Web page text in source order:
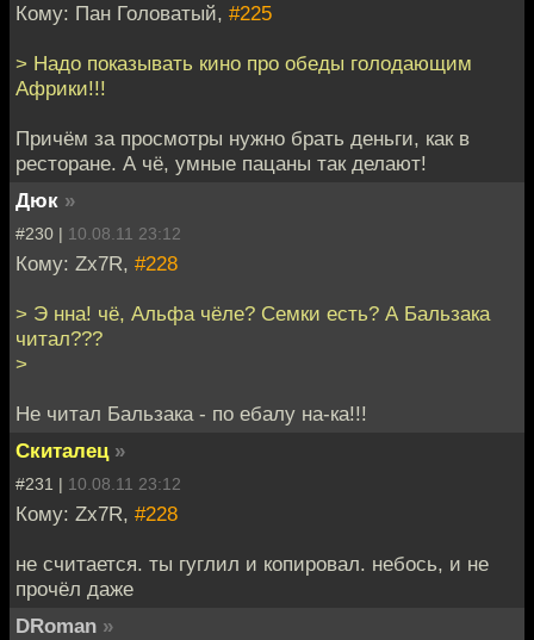
Кому: Пан Головатый, #225
> Надо показывать кино про обеды голодающим
Африки!!!
Причём за просмотры нужно брать деньги, как в
ресторане. А чё, умные пацаны так делают!
Дюк »
#230 | 10.08.11 23:12
Кому: Zx7R, #228
> Э нна! чё, Альфа чёле? Семки есть? А Бальзака
читал???
>
Не читал Бальзака - по ебалу на-ка!!!
Скиталец »
#231 | 10.08.11 23:12
Кому: Zx7R, #228
не считается. ты гуглил и копировал. небось, и не
прочёл даже
DRoman »